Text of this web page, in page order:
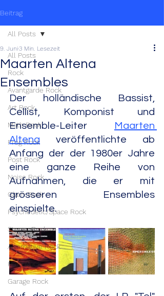
Beitrag
All Posts
Rock
Avantgarde Rock
Art Rock
Math Rock
Prog Rock
Post Rock
Noise Rock
Glam Rock
Psychedelic/Space Rock
Stoner Rock
Alternative Rock
Hard Rock
Garage Rock
All Posts
Maarten Altena
Ensembles
9. Juni3 Min. Lesezeit
Der holländische Bassist,
Cellist, Komponist und
Ensemble-Leiter
Maarten
Altena veröffentlichte ab
Anfang der der 1980er Jahre
eine ganze Reihe von
Aufnahmen, die er mit
grösseren Ensembles
einspielte.